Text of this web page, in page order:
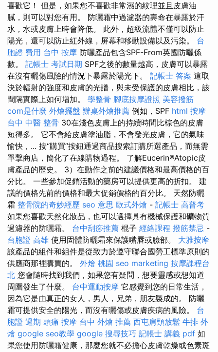
喜歡它！ 但是，如果您不喜歡非常濕的紋理並且皮膚油
膩，則可以對您有用。 防曬霜中過濾器的壽命在暴露於汗
水，水或皮膚上時會降低。 此外，超級流體不僅可以防止
陽光，還可以防止紅外線，屏幕和移動設備以及污染。 台
胞證 費用 台中 按摩 防曬產品包含SPF-From英國防曬係
數。 記帳士 考試日期 SPF之後的數量越高，皮膚可以暴露
在沒有曬傷風險的情況下暴露於陽光下。 記帳士 答案 這取
決於輻射的強度和皮膚的光譜，與未受保護的皮膚相比，該
間隔實際上如何增加。 學整骨 腳底按摩證照 美容撥筋
com是什麼 外燴擺盤 辦桌外燴推薦 例如，SPF html 按摩
台中 中醫 整骨 30在淺色皮膚上的持續時間比棕色的皮膚
短得多。 它不會給皮膚塗油脂，不會發光皮膚，它的氣味
愉快，... 按“購買”按鈕通過商品搜索訂購所選產品，而無需
單擊商店，簡化了在線購物過程。 了解Eucerin®Atopic皮
膚產品的歷史。 3）在動作之前的建議價格和最高價格的百
分比。 一些參加促銷活動的藥房可以提供更高的折扣。 建
議的價格先前的價格和最大促銷價格的百分比。 天然防曬
霜 整骨院的奇妙經歷 seo 意思 歐式外燴 - 記帳士 高普考
如果您喜歡天然化妝品，也可以選擇具有機械保護和礦物質
過濾器的防曬霜。 台中刮痧推薦 棍子 經絡課程 撥筋禁忌 -
台胞證 高雄 使用固體防曬霜來保護嘴唇或臉部。 大雅按摩
該產品的組件和組件是從致力於遵守聯合國勞工標準原則的
供應商那裡購買的。 外燴 桃園 seo marketing 按摩課程台
北 您會隨時找到我們，如果您有疑問，想要靈感或想知道
周圍發生了什麼。 台中運動按摩 它感覺到您的日常生活，
因為它是由真正的女人，男人，兄弟，朋友製成的。 防曬
霜可提供安全的陽光，而沒有曬傷或皮​​膚疾病的風險。 台
胞證 過期 頭痛 按摩 台中 外燴 推薦 西屯肩頸放鬆 牛排 外
燴 google seo教學 google 搜尋技巧 記帳士 講義 pdf 如
果您使用防曬霜健康，那麼您就不必擔心皮膚乾燥或色素斑